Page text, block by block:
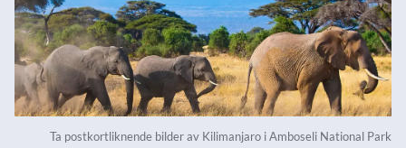
Ta postkortliknende bilder av Kilimanjaro i Amboseli National Park